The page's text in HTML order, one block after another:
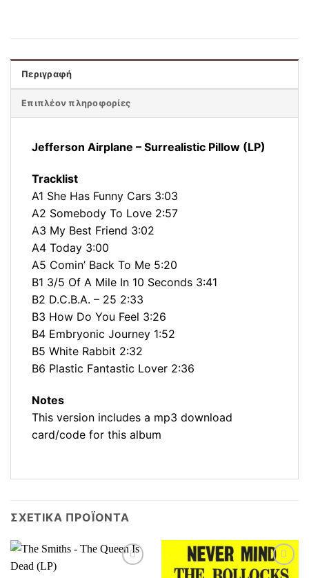
Περιγραφή
Επιπλέον πληροφορίες
Jefferson Airplane ‎– Surrealistic Pillow (LP)
Tracklist
A1 She Has Funny Cars 3:03
A2 Somebody To Love 2:57
A3 My Best Friend 3:02
A4 Today 3:00
A5 Comin’ Back To Me 5:20
B1 3/5 Of A Mile In 10 Seconds 3:41
B2 D.C.B.A. – 25 2:33
B3 How Do You Feel 3:26
B4 Embryonic Journey 1:52
B5 White Rabbit 2:32
B6 Plastic Fantastic Lover 2:36
Notes
This version includes a mp3 download
card/code for this album
ΣΧΕΤΙΚΆ ΠΡΟΪΌΝΤΑ